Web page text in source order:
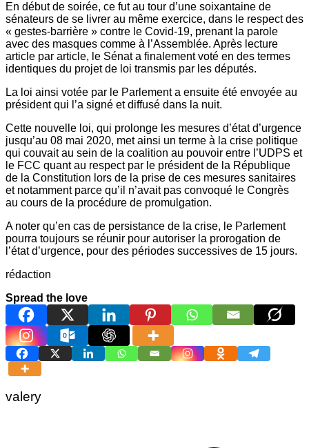
En début de soirée, ce fut au tour d’une soixantaine de
sénateurs de se livrer au même exercice, dans le respect des
« gestes-barrière » contre le Covid-19, prenant la parole
avec des masques comme à l’Assemblée. Après lecture
article par article, le Sénat a finalement voté en des termes
identiques du projet de loi transmis par les députés.
La loi ainsi votée par le Parlement a ensuite été envoyée au
président qui l’a signé et diffusé dans la nuit.
Cette nouvelle loi, qui prolonge les mesures d’état d’urgence
jusqu’au 08 mai 2020, met ainsi un terme à la crise politique
qui couvait au sein de la coalition au pouvoir entre l’UDPS et
le FCC quant au respect par le président de la République
de la Constitution lors de la prise de ces mesures sanitaires
et notamment parce qu’il n’avait pas convoqué le Congrès
au cours de la procédure de promulgation.
A noter qu’en cas de persistance de la crise, le Parlement
pourra toujours se réunir pour autoriser la prorogation de
l’état d’urgence, pour des périodes successives de 15 jours.
rédaction
Spread the love
valery